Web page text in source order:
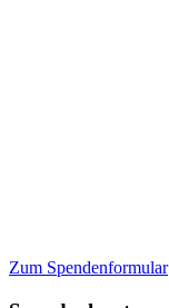
Zum Spendenformular